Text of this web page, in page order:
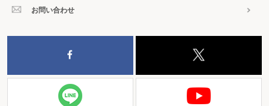
お問い合わせ